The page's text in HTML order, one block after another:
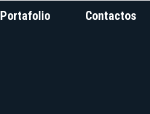
Portafolio Contactos